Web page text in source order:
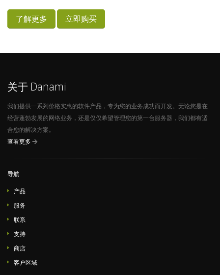
了解更多 立即购买
关于 Danami
我们提供一系列价格实惠的软件产品，专为您的业务成功而开发。无论您是在
经营蓬勃发展的网络业务，还是仅仅希望管理您的第一台服务器，我们都有适
合您的解决方案。
查看更多
导航
产品
服务
联系
支持
商店
客户区域